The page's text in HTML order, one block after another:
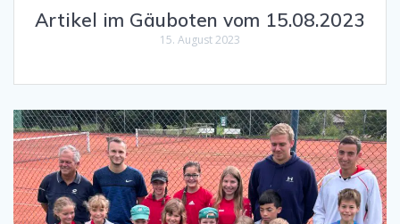
Artikel im Gäuboten vom 15.08.2023
15. August 2023